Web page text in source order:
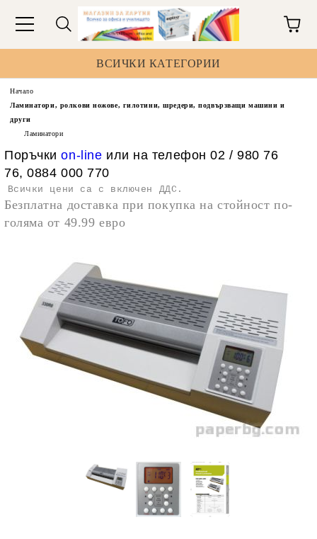
ВСИЧКИ КАТЕГОРИИ
Начало
Ламинатори, ролкови ножове, гилотини, шредери, подвързващи машини и
други
Ламинатори
Поръчкиon-line или на телефон 02 / 980 76
76, 0884 000 770
Всички цени са с включен ДДС.
Безплатна доставка при покупка на стойност по-
голяма от 49.99 евро